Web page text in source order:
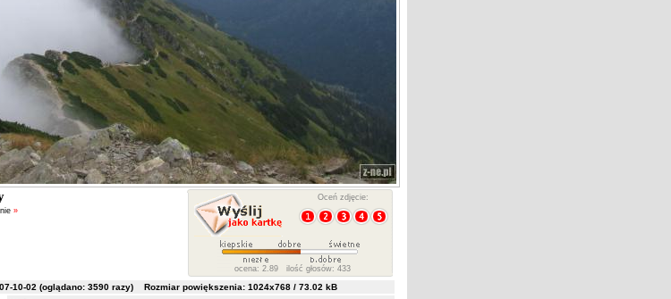
»
Oceń zdjęcie:
ocena: 2.89 ilość głosów: 433
10-02 (oglądano: 3590razy) Rozmiar powiększenia: 1024x768 / 73.02 kB